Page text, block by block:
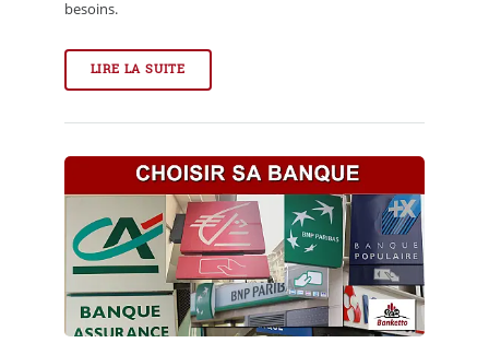
besoins.
LIRE LA SUITE